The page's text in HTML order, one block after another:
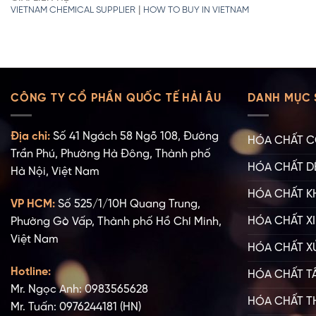
VIETNAM CHEMICAL SUPPLIER| HOW TO BUY IN VIETNAM
CÔNG TY CỔ PHẦN QUỐC TẾ HẢI ÂU
Địa chỉ: Số 41 Ngách 58 Ngõ 108, Đường
Trần Phú, Phường Hà Đông, Thành phố
Hà Nội, Việt Nam
VP HCM: Số 525/1/10H Quang Trung,
Phường Gò Vấp, Thành phố Hồ Chí Minh,
Việt Nam
Hotline:
Mr. Ngọc Anh: 0983565628
Mr. Tuấn: 0976244181 (HN)
DANH MỤC
HÓA CHẤT
HÓA CHẤT
HÓA CHẤT
HÓA CHẤT
HÓA CHẤT
HÓA CHẤT
HÓA CHẤT